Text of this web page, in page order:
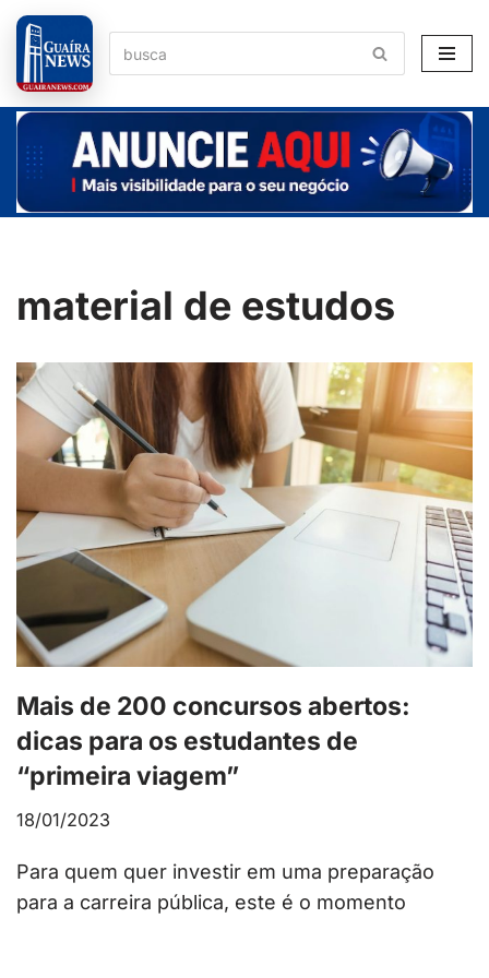
Pular
para
o
conteúdo
material de estudos
Mais de 200 concursos abertos:
dicas para os estudantes de
“primeira viagem”
18/01/2023
Para quem quer investir em uma preparação
para a carreira pública, este é o momento